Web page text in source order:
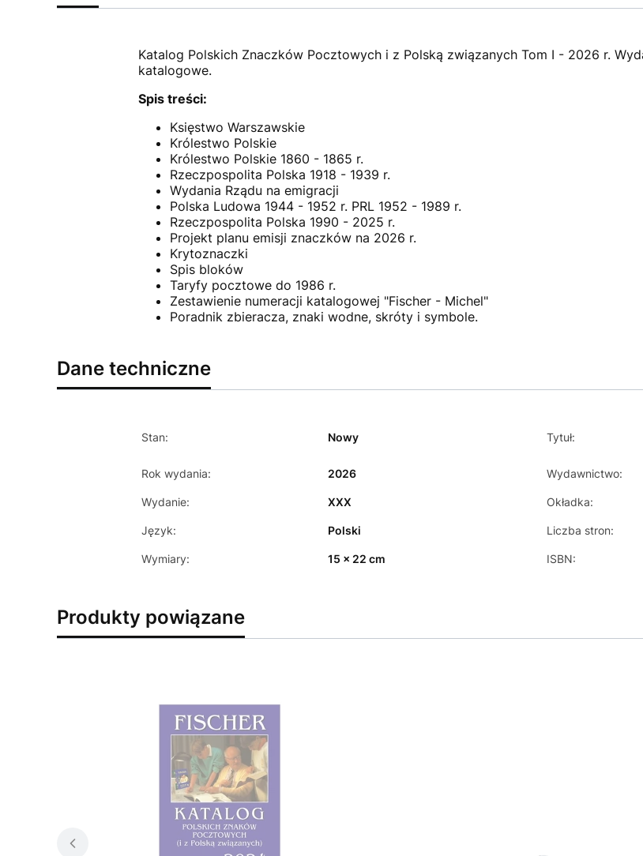
Katalog Polskich Znaczków Pocztowych i z Polską związanych Tom I - 2026 r.
katalogowe.
Spis treści:
Księstwo Warszawskie
Królestwo Polskie
Królestwo Polskie 1860 - 1865 r.
Rzeczpospolita Polska 1918 - 1939 r.
Wydania Rządu na emigracji
Polska Ludowa 1944 - 1952 r. PRL 1952 - 1989 r.
Rzeczpospolita Polska 1990 - 2025 r.
Projekt planu emisji znaczków na 2026 r.
Krytoznaczki
Spis bloków
Taryfy pocztowe do 1986 r.
Zestawienie numeracji katalogowej "Fischer - Michel"
Poradnik zbieracza, znaki wodne, skróty i symbole.
Dane techniczne
Stan: Nowy Tytuł:
Rok wydania: 2026 Wydawnictwo:
Wydanie: XXX Okładka:
Język: Polski Liczba stron:
Wymiary: 15 x 22 cm ISBN:
Produkty powiązane